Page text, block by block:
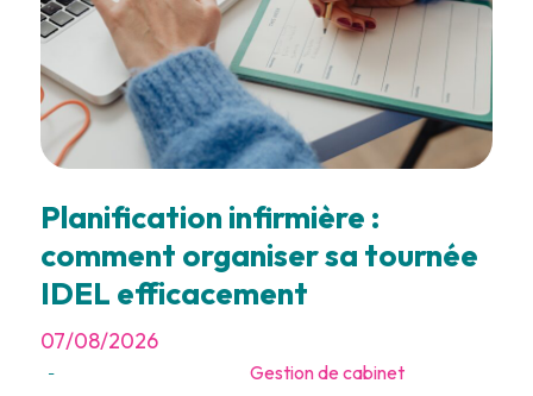
Planification infirmière :
comment organiser sa tournée
IDEL efficacement
07/08/2026
- Gestion de cabinet